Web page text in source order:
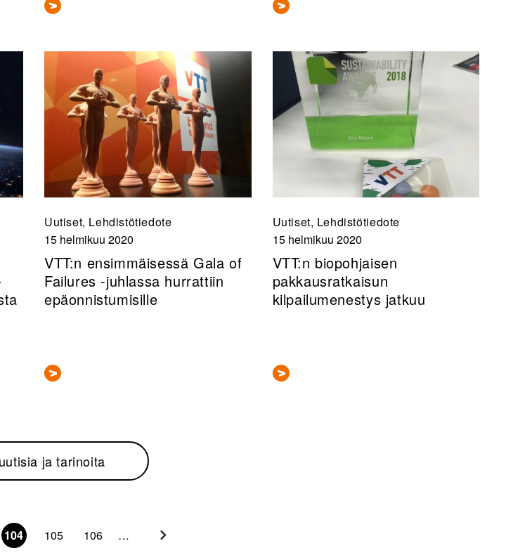
Uutiset, Lehdistötiedote
15 helmikuu 2020
VTT:n ensimmäisessä Gala of
Failures -juhlassa hurrattiin
epäonnistumisille
Uutiset, Lehdistötiedote
15 helmikuu 2020
VTT:n biopohjaisen
pakkausratkaisun
kilpailumenestys jatkuu
ja tarinoita
104 105 106 …